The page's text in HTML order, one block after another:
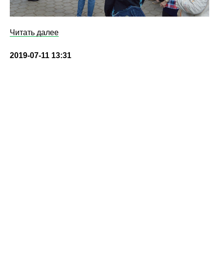
Читать далее
2019-07-11 13:31